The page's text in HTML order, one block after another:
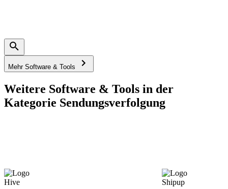
Mehr Software & Tools
Weitere Software & Tools in der
Kategorie Sendungsverfolgung
Hive Shipup